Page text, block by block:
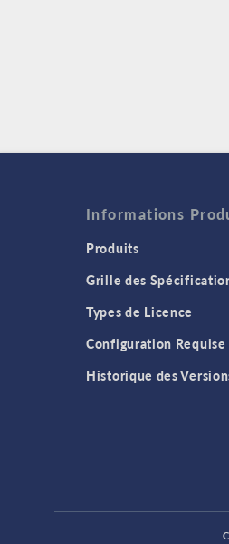
Informations
Produits
Grille des
Types de Licence
Configuration Requise
Historique des